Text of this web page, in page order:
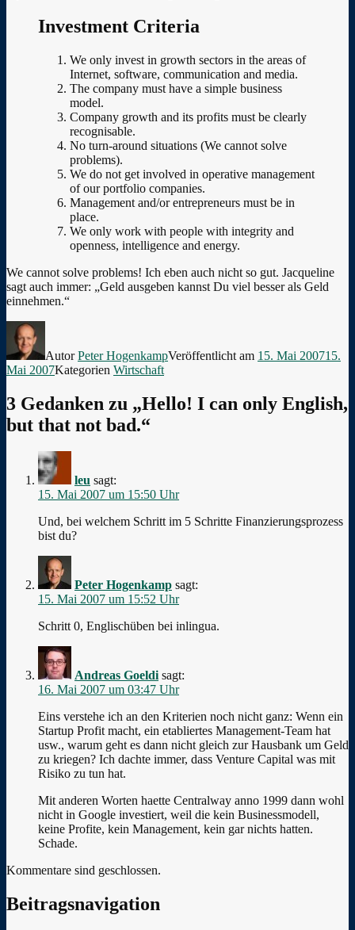
Investment Criteria
We only invest in growth sectors in the areas of
Internet, software, communication and media.
The company must have a simple business
model.
Company growth and its profits must be clearly
recognisable.
No turn-around situations (We cannot solve
problems).
We do not get involved in operative management
of our portfolio companies.
Management and/or entrepreneurs must be in
place.
We only work with people with integrity and
openness, intelligence and energy.
We cannot solve problems! Ich eben auch nicht so gut. Jacqueline
sagt auch immer: „Geld ausgeben kannst Du viel besser als Geld
einnehmen.“
AutorPeter HogenkampVeröffentlicht am 15. Mai 200715.
Mai 2007Kategorien Wirtschaft
3 Gedanken zu „Hello! I can only English,
but that not bad.“
leu sagt:
15. Mai 2007 um 15:50 Uhr
Und, bei welchem Schritt im 5 Schritte Finanzierungsprozess
bist du?
Peter Hogenkamp sagt:
15. Mai 2007 um 15:52 Uhr
Schritt 0, Englischüben bei inlingua.
Andreas Goeldi sagt:
16. Mai 2007 um 03:47 Uhr
Eins verstehe ich an den Kriterien noch nicht ganz: Wenn ein
Startup Profit macht, ein etabliertes Management-Team hat
usw., warum geht es dann nicht gleich zur Hausbank um Geld
zu kriegen? Ich dachte immer, dass Venture Capital was mit
Risiko zu tun hat.
Mit anderen Worten haette Centralway anno 1999 dann wohl
nicht in Google investiert, weil die kein Businessmodell,
keine Profite, kein Management, kein gar nichts hatten.
Schade.
Kommentare sind geschlossen.
Beitragsnavigation